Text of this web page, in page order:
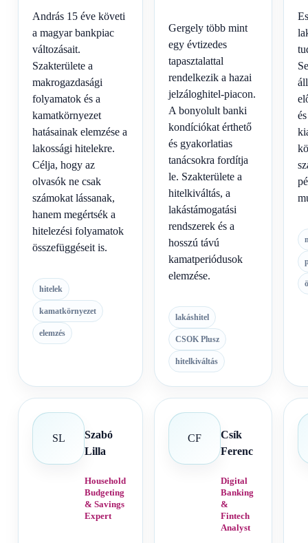
András 15 éve követi
a magyar bankpiac
változásait.
Szakterülete a
makrogazdasági
folyamatok és a
kamatkörnyezet
hatásainak elemzése a
lakossági hitelekre.
Célja, hogy az
olvasók ne csak
számokat lássanak,
hanem megértsék a
hitelezési folyamatok
összefüggéseit is.
hitelek
kamatkörnyezet
elemzés
Gergely több mint
egy évtizedes
tapasztalattal
rendelkezik a hazai
jelzáloghitel-piacon.
A bonyolult banki
kondíciókat érthető
és gyakorlatias
tanácsokra fordítja
le. Szakterülete a
hitelkiváltás, a
lakástámogatási
rendszerek és a
hosszú távú
kamatperiódusok
elemzése.
lakáshitel
CSOK Plusz
hitelkiváltás
SL
Szabó
Lilla
Household
Budgeting
& Savings
Expert
CF
Csík
Ferenc
Digital
Banking
&
Fintech
Analyst